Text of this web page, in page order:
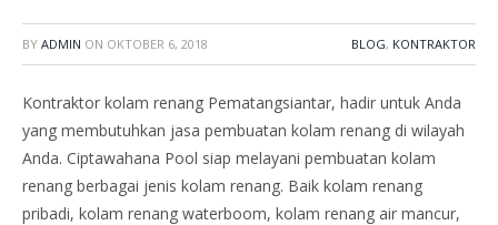
BY ADMIN ON OKTOBER 6, 2018 BLOG, KONTRAKTOR
Kontraktor kolam renang Pematangsiantar, hadir untuk Anda
yang membutuhkan jasa pembuatan kolam renang di wilayah
Anda. Ciptawahana Pool siap melayani pembuatan kolam
renang berbagai jenis kolam renang. Baik kolam renang
pribadi, kolam renang waterboom, kolam renang air mancur,